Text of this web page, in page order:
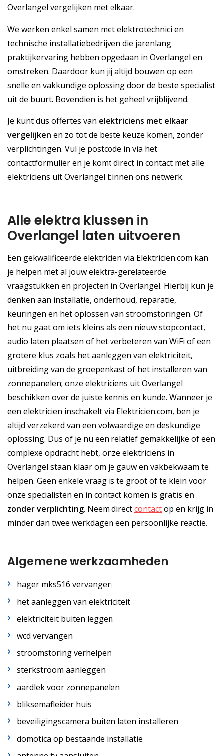
Overlangel vergelijken met elkaar.
We werken enkel samen met elektrotechnici en
technische installatiebedrijven die jarenlang
praktijkervaring hebben opgedaan in Overlangel en
omstreken. Daardoor kun jij altijd bouwen op een
snelle en vakkundige oplossing door de beste specialist
uit de buurt. Bovendien is het geheel vrijblijvend.
Je kunt dus offertes van elektriciens met elkaar
vergelijken en zo tot de beste keuze komen, zonder
verplichtingen. Vul je postcode in via het
contactformulier en je komt direct in contact met alle
elektriciens uit Overlangel binnen ons netwerk.
Alle elektra klussen in
Overlangel laten uitvoeren
Een gekwalificeerde elektricien via Elektricien.com kan
je helpen met al jouw elektra-gerelateerde
vraagstukken en projecten in Overlangel. Hierbij kun je
denken aan installatie, onderhoud, reparatie,
keuringen en het oplossen van stroomstoringen. Of
het nu gaat om iets kleins als een nieuw stopcontact,
audio laten plaatsen of het verbeteren van WiFi of een
grotere klus zoals het aanleggen van elektriciteit,
uitbreiding van de groepenkast of het installeren van
zonnepanelen; onze elektriciens uit Overlangel
beschikken over de juiste kennis en kunde. Wanneer je
een elektricien inschakelt via Elektricien.com, ben je
altijd verzekerd van een volwaardige en deskundige
oplossing. Dus of je nu een relatief gemakkelijke of een
complexe opdracht hebt, onze elektriciens in
Overlangel staan klaar om je gauw en vakbekwaam te
helpen. Geen enkele vraag is te groot of te klein voor
onze specialisten en in contact komen is gratis en
zonder verplichting. Neem directcontactop en krijg in
minder dan twee werkdagen een persoonlijke reactie.
Algemene werkzaamheden
hager mks516 vervangen
het aanleggen van elektriciteit
elektriciteit buiten leggen
wcd vervangen
stroomstoring verhelpen
sterkstroom aanleggen
aardlek voor zonnepanelen
bliksemafleider huis
beveiligingscamera buiten laten installeren
domotica op bestaande installatie